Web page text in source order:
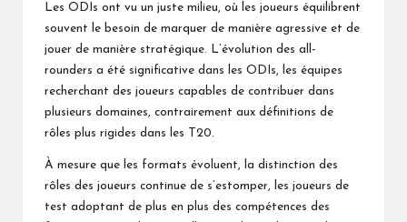
Les ODIs ont vu un juste milieu, où les joueurs équilibrent
souvent le besoin de marquer de manière agressive et de
jouer de manière stratégique. L’évolution des all-
rounders a été significative dans les ODIs, les équipes
recherchant des joueurs capables de contribuer dans
plusieurs domaines, contrairement aux définitions de
rôles plus rigides dans les T20.
À mesure que les formats évoluent, la distinction des
rôles des joueurs continue de s’estomper, les joueurs de
test adoptant de plus en plus des compétences des